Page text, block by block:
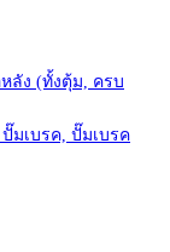
ลัง (ทั้งตุ้ม, ครบ
มเบรค, ปั๊มเบรค